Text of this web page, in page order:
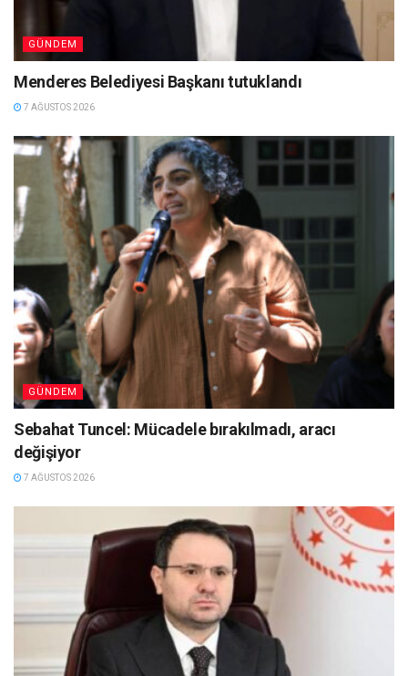
GÜNDEM
Menderes Belediyesi Başkanı tutuklandı
7 AĞUSTOS 2026
GÜNDEM
Sebahat Tuncel: Mücadele bırakılmadı, aracı
değişiyor
7 AĞUSTOS 2026